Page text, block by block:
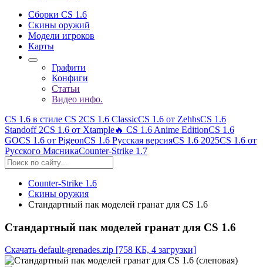
Сборки CS 1.6
Скины оружий
Модели игроков
Карты
Графити
Конфиги
Статьи
Видео инфо.
CS 1.6 в стиле CS 2CS 1.6 ClassicCS 1.6 от ZehhsCS 1.6
Standoff 2CS 1.6 от Xtample🔥 CS 1.6 Anime EditionCS 1.6
GOCS 1.6 от PigeonCS 1.6 Русская версияCS 1.6 2025CS 1.6 от
Русского МясникаCounter-Strike 1.7
Counter-Strike 1.6
Скины оружия
Стандартный пак моделей гранат для CS 1.6
Стандартный пак моделей гранат для CS 1.6
Скачать default-grenades.zip [758 КБ, 4 загрузки]